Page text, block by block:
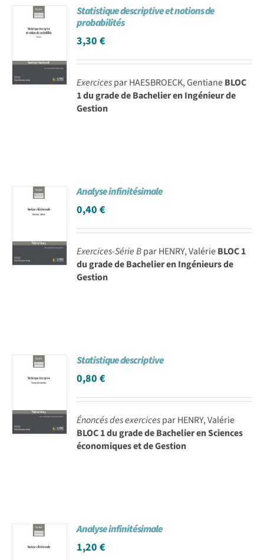
Statistique descriptive et notions de
probabilités
3,30€
Exercicespar HAESBROECK, GentianeBLOC
1 du grade de Bachelier en Ingénieur de
Gestion
Analyse infinitésimale
0,40€
Exercices-Série Bpar HENRY, ValérieBLOC 1
du grade de Bachelier en Ingénieurs de
Gestion
Statistique descriptive
0,80€
Énoncés des exercicespar HENRY, Valérie
BLOC 1 du grade de Bachelier en Sciences
économiques et de Gestion
Analyse infinitésimale
1,20€